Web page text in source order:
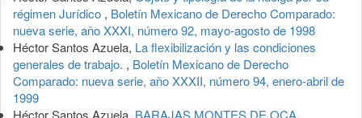
régimen Jurídico , Boletín Mexicano de Derecho Comparado:
nueva serie, año XXXI, número 92, mayo-agosto de 1998
Héctor Santos Azuela, La flexibilización y las condiciones
generales de trabajo. , Boletín Mexicano de Derecho
Comparado: nueva serie, año XXXII, número 94, enero-abril de
1999
Héctor Santos Azuela, BARAJAS MONTES DE OCA,